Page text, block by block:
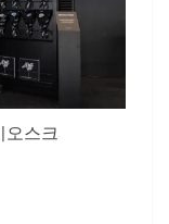
오스크